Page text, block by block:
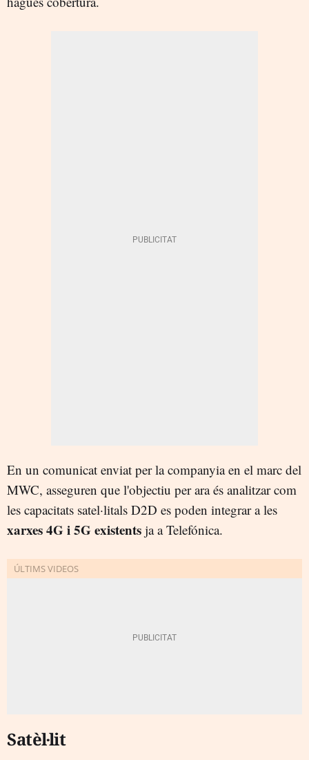
En un comunicat enviat per la companyia en el marc del
MWC, asseguren que l'objectiu per ara és analitzar com
les capacitats satel·litals D2D es poden integrar a les
xarxes 4G i 5G existents ja a Telefónica.
Satèl·lit